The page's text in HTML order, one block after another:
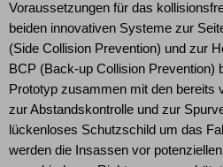
Voraussetzungen für das
beiden innovativen Systeme zur
(Side Collision Prevention) und zur
BCP (Back-up Collision Prevention)
Prototyp zusammen mit den bereits
zur Abstandskontrolle und zur
lückenloses Schutzschild um das
werden die Insassen vor